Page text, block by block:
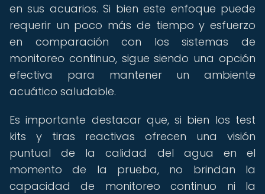
en sus acuarios. Si bien este enfoque puede
requerir un poco más de tiempo y esfuerzo
en comparación con los sistemas de
monitoreo continuo, sigue siendo una opción
efectiva para mantener un ambiente
acuático saludable.
Es importante destacar que, si bien los test
kits y tiras reactivas ofrecen una visión
puntual de la calidad del agua en el
momento de la prueba, no brindan la
capacidad de monitoreo continuo ni la